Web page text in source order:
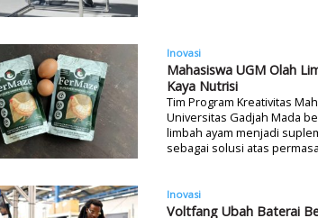
Inovasi
Mahasiswa UGM Olah
Kaya Nutrisi
Tim Program Kreativitas
Universitas Gadjah Mada
limbah ayam menjadi
sebagai solusi atas
Inovasi
Voltfang Ubah Baterai